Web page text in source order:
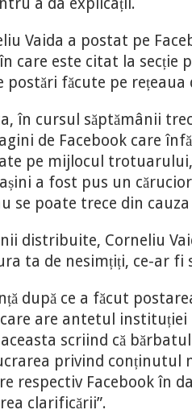
Vaida a postat pe
care este citat la secție
făcute pe rețeaua
în cursul săptămânii
de Facebook care
pe mijlocul
a fost pus un
se poate trece din
distribuite, Corneliu
ta de nesimțiți, ce-ar fi
după ce a făcut
are antetul instituției
scriind că
privind conținutul
respectiv Facebook în
clarificării”.